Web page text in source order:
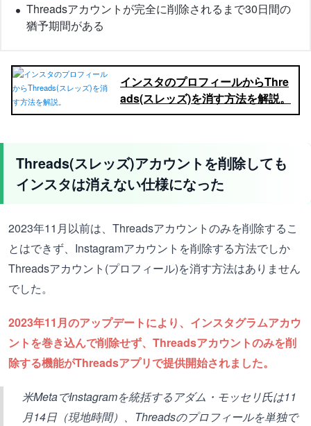
Threadsアカウントが完全に削除されるまで30日間の
猶予期間がある
インスタのプロフィールからThre
ads(スレッズ)を消す方法を解説。
Threads(スレッズ)アカウントを削除しても
インスタは消えない仕様になった
2023年11月以前は、Threadsアカウントのみを削除するこ
とはできず、Instagramアカウントを削除する方法でしか
Threadsアカウント(プロフィール)を消す方法はありません
でした。
2023年11月のアップデートにより、インスタグラムアカウ
ントを巻き込んで削除せず、Threadsアカウントのみを削
除する機能がThreadsアプリで提供開始されました。
米MetaでInstagramを統括するアダム・モッセリ氏は11
月14日（現地時間）、Threadsのプロフィールを単独で